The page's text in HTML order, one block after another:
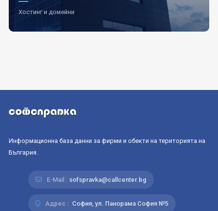
Хостинг и домейни
Информационна база данни за фирми и обекти на територията на
България.
E-Mail : sofspravka@callcenter.bg
Адрес : София, ул. Панорама София №5